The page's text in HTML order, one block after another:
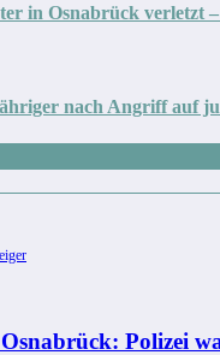
in Osnabrück verletzt –
nach Angriff auf
Polizei